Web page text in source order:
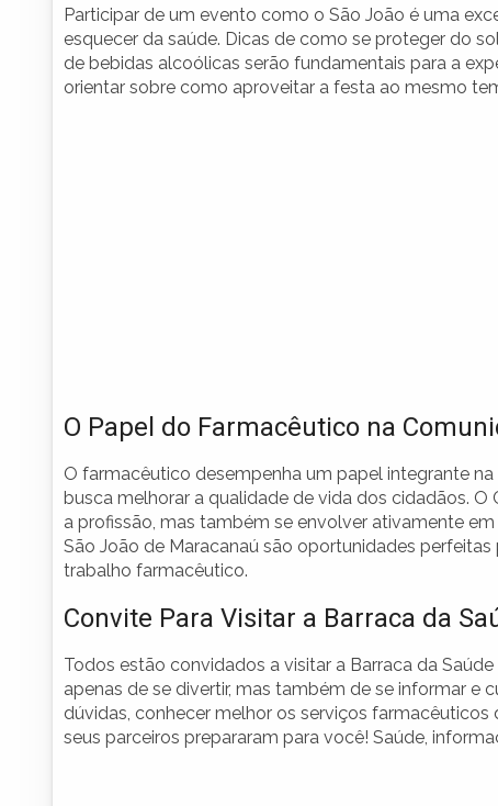
Participar de um evento como o São João é uma
esquecer da saúde. Dicas de como se proteger do
de bebidas alcoólicas serão fundamentais para a
orientar sobre como aproveitar a festa ao mesmo
O Papel do Farmacêutico na
O farmacêutico desempenha um papel integrante
busca melhorar a qualidade de vida dos cidadãos.
a profissão, mas também se envolver ativamente
São João de Maracanaú são oportunidades
trabalho farmacêutico.
Convite Para Visitar a Barraca da
Todos estão convidados a visitar a Barraca da
apenas de se divertir, mas também de se informar e
dúvidas, conhecer melhor os serviços
seus parceiros prepararam para você! Saúde,